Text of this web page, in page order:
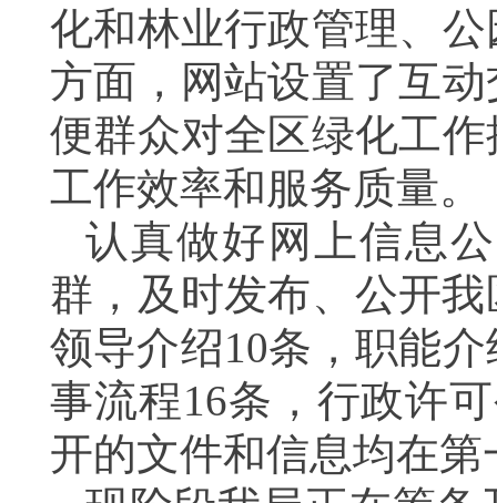
化和林业行政管理、
方面，网站设置了互
便群众对全区绿化工
工作效率和服务质量。
认真做好网上信息
群，及时发布、公开
领导介绍10条，职能介
事流程16条，行政许
开的文件和信息均在